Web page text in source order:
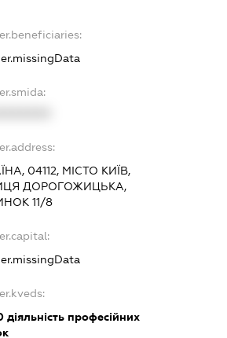
04112, МІСТО КИЇВ,
ДОРОГОЖИЦЬКА,
11/8
діяльність професійних